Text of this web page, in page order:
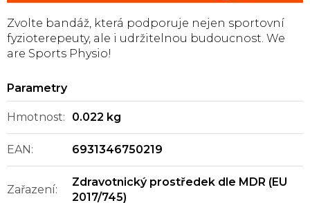
Zvolte bandáž, která podporuje nejen sportovní
fyzioterepeuty, ale i udržitelnou budoucnost. We
are Sports Physio!
Hmotnost: 0.022 kg
EAN: 6931346750219
Zařazení:
Zdravotnický prostředek dle MDR (EU
2017/745)